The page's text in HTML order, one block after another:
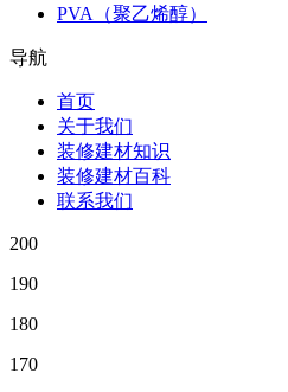
PVA（聚乙烯醇）
导航
首页
关于我们
装修建材知识
装修建材百科
联系我们
200
190
180
170